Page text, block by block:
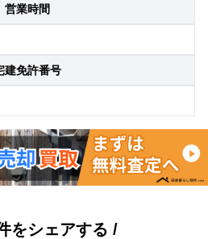
営業時間
建免許番号
をシェアする /